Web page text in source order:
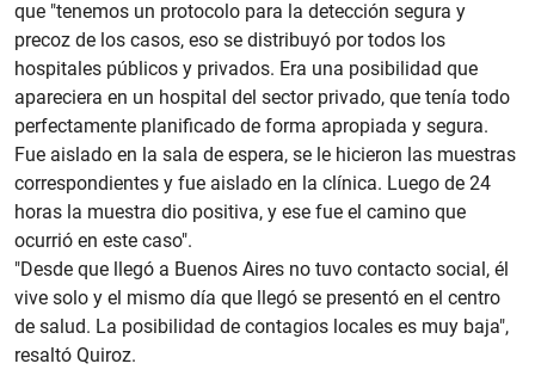
que "tenemos un protocolo para la detección segura y
precoz de los casos, eso se distribuyó por todos los
hospitales públicos y privados. Era una posibilidad que
apareciera en un hospital del sector privado, que tenía todo
perfectamente planificado de forma apropiada y segura.
Fue aislado en la sala de espera, se le hicieron las muestras
correspondientes y fue aislado en la clínica. Luego de 24
horas la muestra dio positiva, y ese fue el camino que
ocurrió en este caso".
"Desde que llegó a Buenos Aires no tuvo contacto social, él
vive solo y el mismo día que llegó se presentó en el centro
de salud. La posibilidad de contagios locales es muy baja",
resaltó Quiroz.